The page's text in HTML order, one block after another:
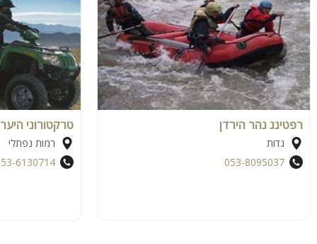
רפטינג נהר הירדן
גדות
053-8095037
טרקטורוני היער
רמות נפתלי
6130714